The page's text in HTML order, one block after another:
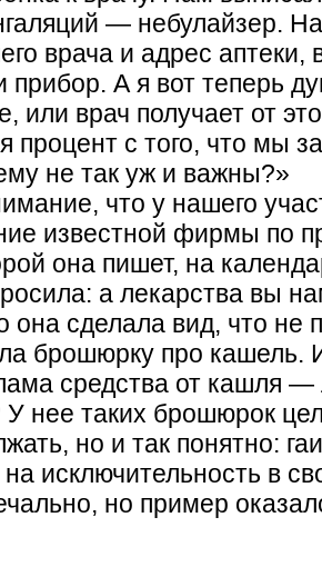
— небулайзер.
врача и адрес аптеки,
прибор. А я вот теперь
или врач получает от
процент с того, что мы
не так уж и важны?»
что у нашего
известной фирмы по
она пишет, на
а лекарства вы
сделала вид, что не
брошюрку про кашель.
средства от кашля
нее таких брошюрок
но и так понятно:
на исключительность в
но пример